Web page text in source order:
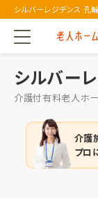
シルバーレジデンス 孔
シルバー
介護付有料老人ホ
介護
プロ